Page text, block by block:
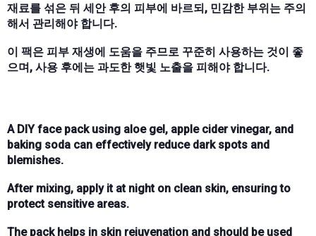
재료를 섞은 뒤 세안 후의 피부에 바르되, 민감한 부위는 주의
해서 관리해야 합니다.
이 팩은 피부 재생에 도움을 주므로 꾸준히 사용하는 것이 좋
으며, 사용 후에는 과도한 햇빛 노출을 피해야 합니다.
A DIY face pack using aloe gel, apple cider vinegar, and
baking soda can effectively reduce dark spots and
blemishes.
After mixing, apply it at night on clean skin, ensuring to
protect sensitive areas.
The pack helps in skin rejuvenation and should be used